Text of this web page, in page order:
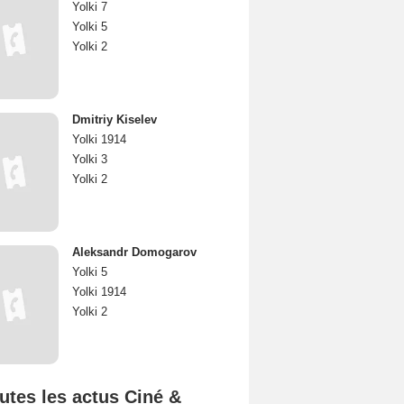
Yolki 7
Yolki 5
Yolki 2
Dmitriy Kiselev
Yolki 1914
Yolki 3
Yolki 2
Aleksandr Domogarov
Yolki 5
Yolki 1914
Yolki 2
les actus Ciné &